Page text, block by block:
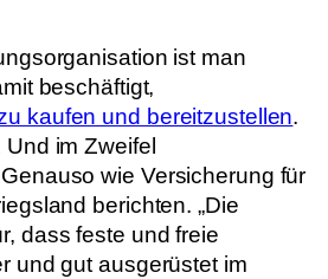
ist man
beschäftigt,
kaufen und bereitzustellen.
im Zweifel
wie Versicherung für
berichten. „Die
dass feste und freie
und gut ausgerüstet im